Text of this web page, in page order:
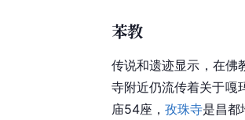
苯教
传说和遗迹显示，在佛
寺附近仍流传着关于嘎
庙54座， 孜珠寺是昌都